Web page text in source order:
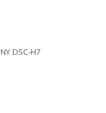
DSC-H7